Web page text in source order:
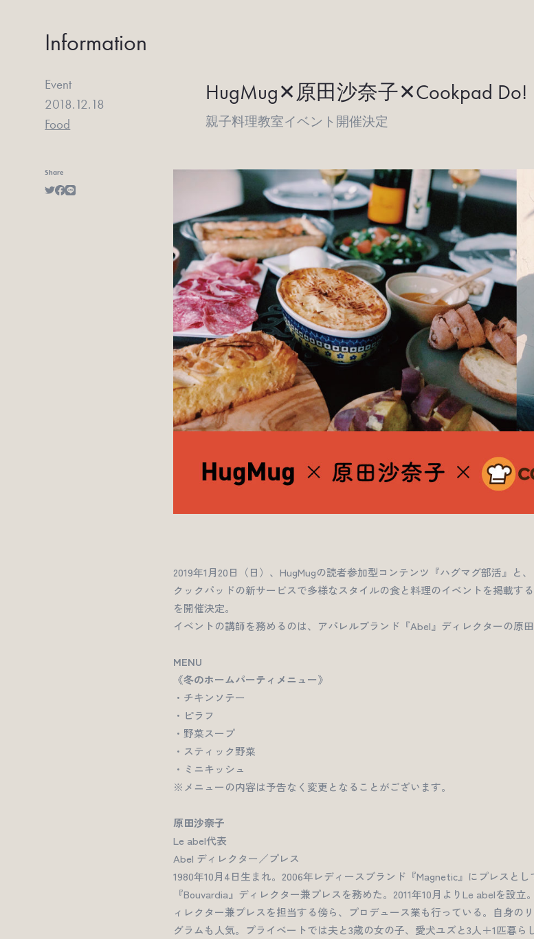
Information
Event
2018.12.18
Food
HugMug✕原田沙奈子✕Cookpad Do!
親子料理教室イベント開催決定
Share
2019年1月20日（日）、HugMugの読者参加型コンテンツ『ハグマグ部活』と、
クックパッドの新サービスで多様なスタイルの食と料理のイベントを掲載す
を開催決定。
イベントの講師を務めるのは、アパレルブランド『Abel』ディレクターの原田
MENU
《冬のホームパーティメニュー》
・チキンソテー
・ピラフ
・野菜スープ
・スティック野菜
・ミニキッシュ
※メニューの内容は予告なく変更となることがございます。
原田沙奈子
Le abel代表
Abel ディレクター／プレス
1980年10月4日生まれ。2006年レディースブランド『Magnetic』にプレスとし
『Bouvardia』ディレクター兼プレスを務めた。2011年10月よりLe abelを設
ィレクター兼プレスを担当する傍ら、プロデュース業も行っている。自身の
グラムも人気。プライベートでは夫と3歳の女の子、愛犬ユズと3人＋1匹暮らし